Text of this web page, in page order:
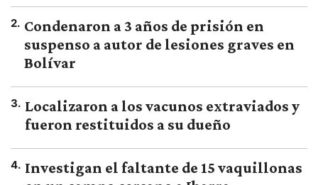
2. Condenaron a 3 años de prisión en
suspenso a autor de lesiones graves en
Bolívar
3. Localizaron a los vacunos extraviados y
fueron restituidos a su dueño
4. Investigan el faltante de 15 vaquillonas